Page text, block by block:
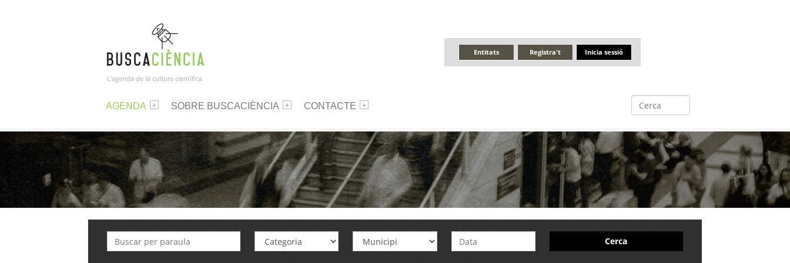
L’agenda de la cultura científica
Inicia sessió
Registra't
Entitats
AGENDA SOBRE BUSCACIÈNCIA CONTACTE
Cerca